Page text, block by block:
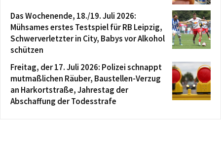
Das Wochenende, 18./19. Juli 2026:
Mühsames erstes Testspiel für RB Leipzig,
Schwerverletzter in City, Babys vor Alkohol
schützen
Freitag, der 17. Juli 2026: Polizei schnappt
mutmaßlichen Räuber, Baustellen-Verzug
an Harkortstraße, Jahrestag der
Abschaffung der Todesstrafe